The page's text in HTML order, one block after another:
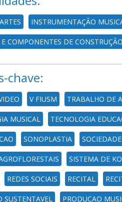
ARTES INSTRUMENTAÇÃO
COMPONENTES DE CONSTRUÇÃO
chave:
V FIUSM TRABALHO DE
MUSICAL TECNOLOGIA
SONOPLASTIA
SISTEMA DE
REDES SOCIAIS RECITAL
SUSTENTAVEL PRODUCAO